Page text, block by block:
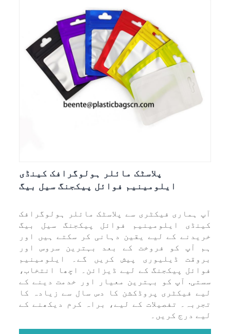
پلاسٹک مائلر ہولوگرافک کینڈی
ایلومینیم فوائل پیکجنگ سیل بیگ
آپ ہماری فیکٹری سے پلاسٹک مائلر ہولوگرافک
کینڈی ایلومینیم فوائل پیکجنگ سیل بیگ
خریدنے کے لیے یقین دہانی کر سکتے ہیں اور
ہم آپ کو فروخت کے بعد بہترین سروس اور
بروقت ڈیلیوری پیش کریں گے۔ ایلومینیم
فوائل پیکجنگ کے لیے ڈیزائن۔ اچھا انتخاب،
سستی. آپ کو بہترین معیار اور خدمت دینے کے
لیے فیکٹری پروڈکشن کا دس سال سے زیادہ کا
تجربہ۔ تفصیلات کے لیے، براہ کرم دیکھنے کے
لیے درج کریں۔